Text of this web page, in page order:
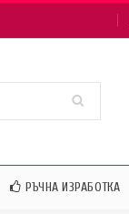
РЪЧНА ИЗРАБОТКА